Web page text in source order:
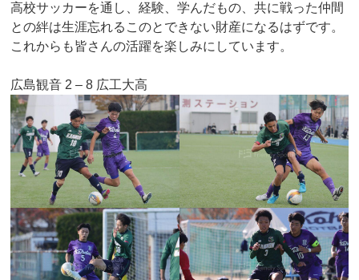
高校サッカーを通し、経験、学んだもの、共に戦った仲間
との絆は生涯忘れるこのとできない財産になるはずです。
これからも皆さんの活躍を楽しみにしています。
広島観音 2 – 8 広工大高